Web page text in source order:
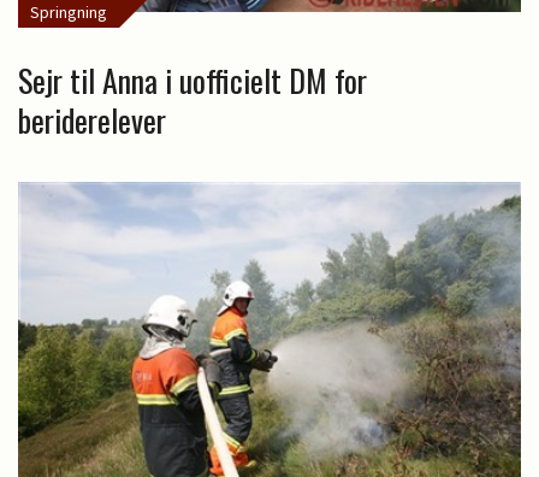
Springning
Sejr til Anna i uofficielt DM for
beriderelever